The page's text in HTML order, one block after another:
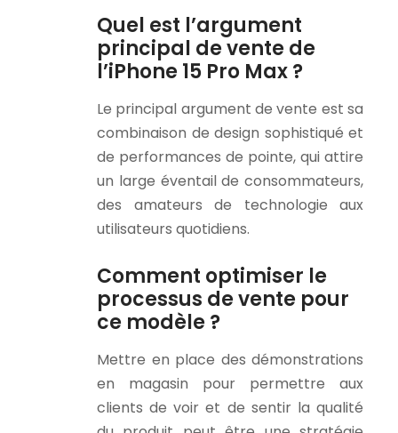
Quel est l’argument
principal de vente de
l’iPhone 15 Pro Max ?
Le principal argument de vente est sa
combinaison de design sophistiqué et
de performances de pointe, qui attire
un large éventail de consommateurs,
des amateurs de technologie aux
utilisateurs quotidiens.
Comment optimiser le
processus de vente pour
ce modèle ?
Mettre en place des démonstrations
en magasin pour permettre aux
clients de voir et de sentir la qualité